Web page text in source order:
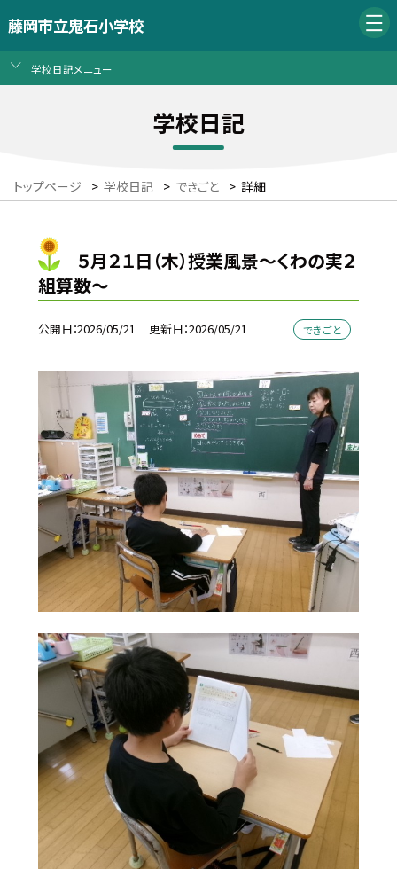
藤岡市立鬼石小学校
学校日記メニュー
学校日記
トップページ > 学校日記 > できごと > 詳細
５月２１日（木）授業風景～くわの実２
組算数～
公開日 2026/05/21 更新日 2026/05/21 できごと